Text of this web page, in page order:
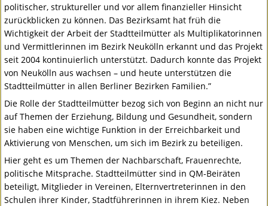
politischer, struktureller und vor allem finanzieller Hinsicht
zurückblicken zu können. Das Bezirksamt hat früh die
Wichtigkeit der Arbeit der Stadtteilmütter als Multiplikatorinnen
und Vermittlerinnen im Bezirk Neukölln erkannt und das Projekt
seit 2004 kontinuierlich unterstützt. Dadurch konnte das Projekt
von Neukölln aus wachsen – und heute unterstützen die
Stadtteilmütter in allen Berliner Bezirken Familien.”
Die Rolle der Stadtteilmütter bezog sich von Beginn an nicht nur
auf Themen der Erziehung, Bildung und Gesundheit, sondern
sie haben eine wichtige Funktion in der Erreichbarkeit und
Aktivierung von Menschen, um sich im Bezirk zu beteiligen.
Hier geht es um Themen der Nachbarschaft, Frauenrechte,
politische Mitsprache. Stadtteilmütter sind in QM-Beiräten
beteiligt, Mitglieder in Vereinen, Elternvertreterinnen in den
Schulen ihrer Kinder, Stadtführerinnen in ihrem Kiez. Neben